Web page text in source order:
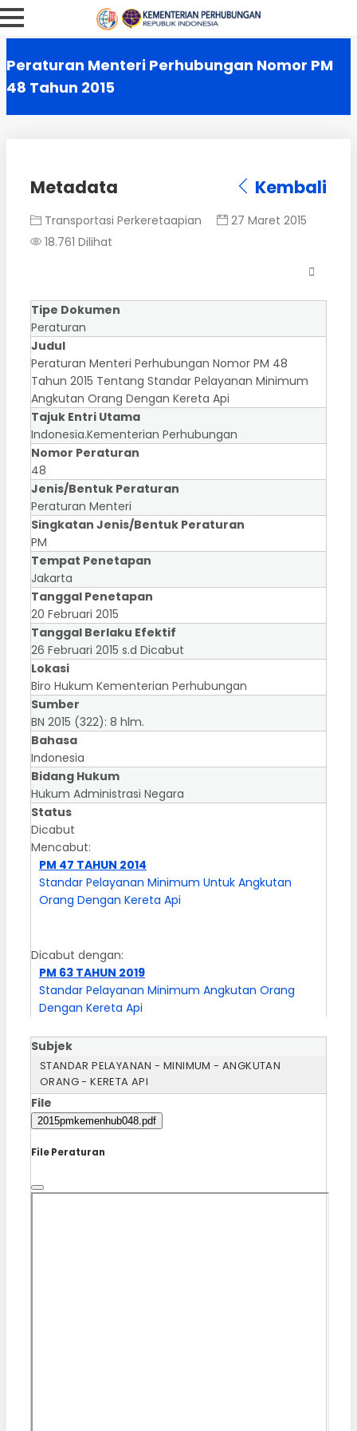
Peraturan Menteri Perhubungan Nomor PM
48 Tahun 2015
Metadata Kembali
Transportasi Perkeretaapian
27 Maret 2015
18.761 Dilihat
Tipe Dokumen
Peraturan
Judul
Peraturan Menteri Perhubungan Nomor PM 48
Tahun 2015 Tentang Standar Pelayanan Minimum
Angkutan Orang Dengan Kereta Api
Tajuk Entri Utama
Indonesia.Kementerian Perhubungan
Nomor Peraturan
48
Jenis/Bentuk Peraturan
Peraturan Menteri
Singkatan Jenis/Bentuk Peraturan
PM
Tempat Penetapan
Jakarta
Tanggal Penetapan
20 Februari 2015
Tanggal Berlaku Efektif
26 Februari 2015 s.d Dicabut
Lokasi
Biro Hukum Kementerian Perhubungan
Sumber
BN 2015 (322): 8 hlm.
Bahasa
Indonesia
Bidang Hukum
Hukum Administrasi Negara
Status
Dicabut
Mencabut:
PM 47 TAHUN 2014
Standar Pelayanan Minimum Untuk Angkutan
Orang Dengan Kereta Api
Dicabut dengan:
PM 63 TAHUN 2019
Standar Pelayanan Minimum Angkutan Orang
Dengan Kereta Api
Subjek
STANDAR PELAYANAN - MINIMUM - ANGKUTAN
ORANG - KERETA API
File
2015pmkemenhub048.pdf
File Peraturan